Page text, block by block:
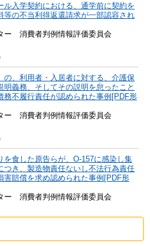
ル入学契約における、通学前に契約を
等の不当利得返還請求が一部認容され
ー 消費者判例情報評価委員会
の、利用者・入居者に対する、介護保
義務、そしてその説明を怠ったこと
務不履行責任が認められた事例[PDF形
ー 消費者判例情報評価委員会
を食した原告らが、O-157に感染し集
つき、製造物責任ないし不法行為責任
害賠償を求め認められた事例[PDF形
ー 消費者判例情報評価委員会